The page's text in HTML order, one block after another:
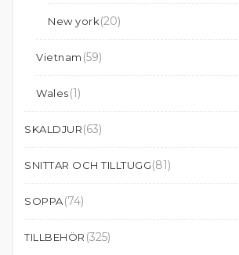
New york(20)
Vietnam (59)
Wales(1)
SKALDJUR(63)
SNITTAR OCH TILLTUGG(81)
SOPPA(74)
TILLBEHÖR (325)